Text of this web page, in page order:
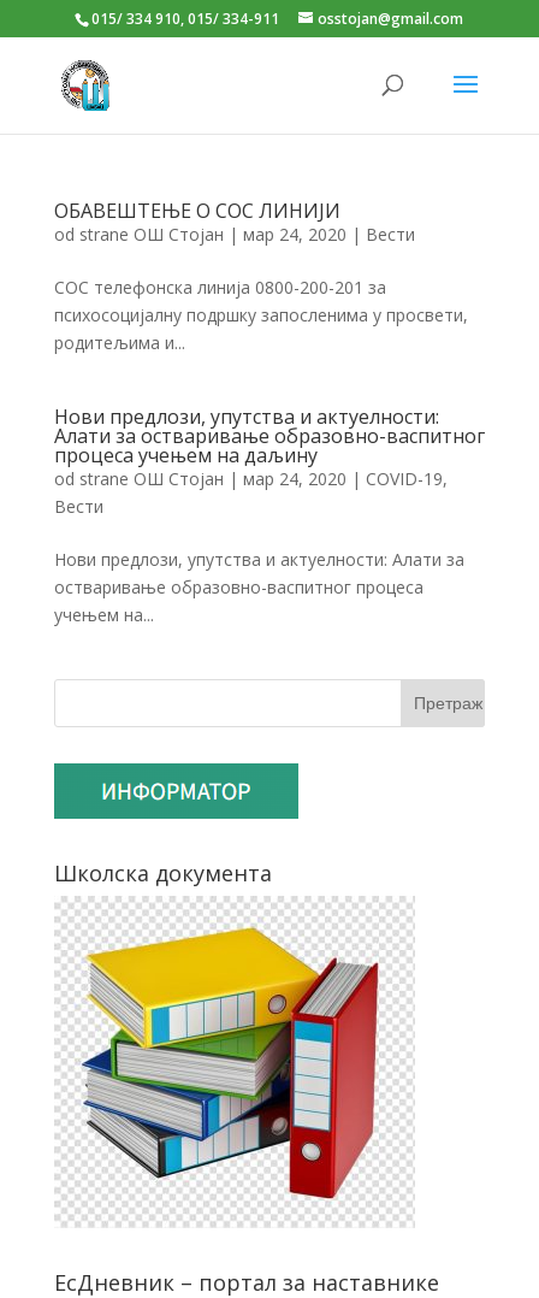
015/ 334 910, 015/ 334-911 osstojan@gmail.com
ОБАВЕШТЕЊЕ О СОС ЛИНИЈИ
od strane ОШ Стојан | мар 24, 2020 | Вести
СОС телефонска линија 0800-200-201 за
психосоцијалну подршку запосленима у просвети,
родитељима и...
Нови предлози, упутства и актуелности:
Алати за остваривање образовно-васпитног
процеса учењем на даљину
od strane ОШ Стојан | мар 24, 2020 | COVID-19,
Вести
Нови предлози, упутства и актуелности: Алати за
остваривање образовно-васпитног процеса
учењем на...
Школска документа
ЕсДневник – портал за наставнике